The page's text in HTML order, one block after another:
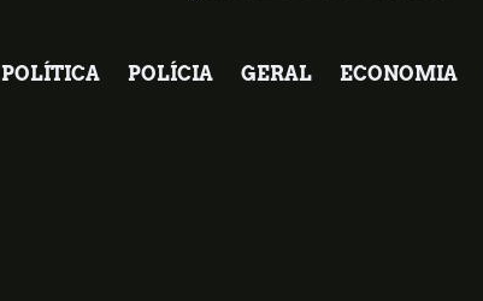
POLÍTICA POLÍCIA GERAL ECONOMIA